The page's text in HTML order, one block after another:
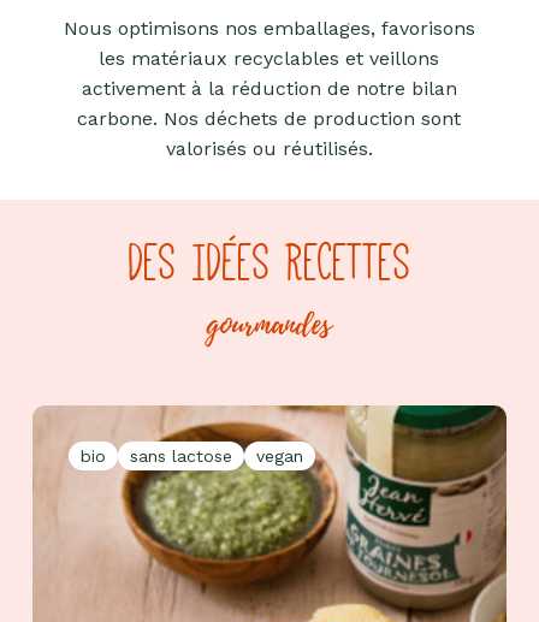
Nous optimisons nos emballages, favorisons
les matériaux recyclables et veillons
activement à la réduction de notre bilan
carbone. Nos déchets de production sont
valorisés ou réutilisés.
DES IDÉES RECETTES
gourmandes
bio sans lactose vegan